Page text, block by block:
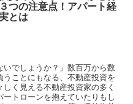
つの注意点！アパート経
とは
いでしょうか？」数百万から数
ことにもなる、不動産投資を
く見える不動産投資家の多く
トローンを抱えていたりもし